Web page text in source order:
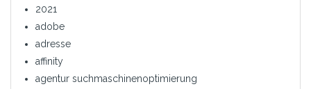
2021
adobe
adresse
affinity
agentur suchmaschinenoptimierung